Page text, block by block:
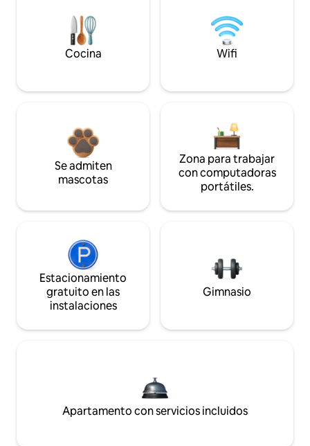
Cocina Wifi
Se admiten
mascotas
Zona para trabajar
con computadoras
portátiles.
Estacionamiento
gratuito en las
instalaciones
Gimnasio
Apartamento con servicios incluidos